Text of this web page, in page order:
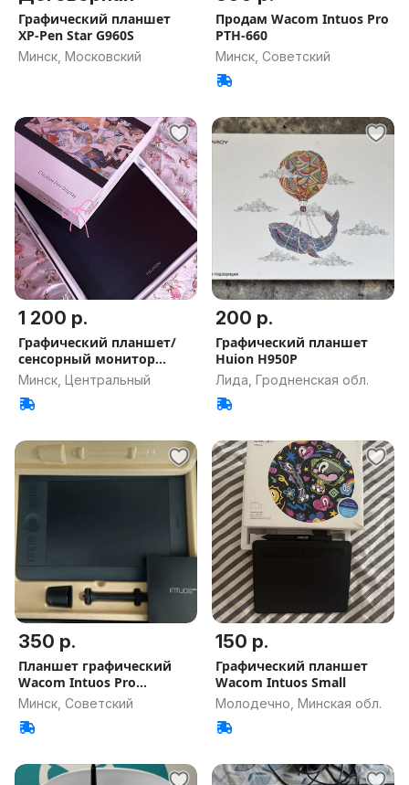
Графический планшет
XP-Pen Star G960S
Минск, Московский
Продам Wacom Intuos Pro
PTH-660
Минск, Советский
1 200 р.
Графический планшет/
сенсорный монитор
Kamvas 16
Минск, Центральный
200 р.
Графический планшет
Huion H950P
Лида, Гродненская обл.
350 р.
Планшет графический
Wacom Intuos Pro
MediumPTH-651
Минск, Советский
150 р.
Графический планшет
Wacom Intuos Small
Молодечно, Минская обл.